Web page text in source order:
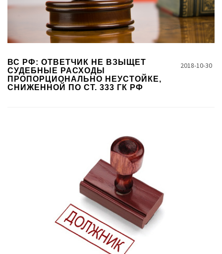
2018-10-30
ВС РФ: ОТВЕТЧИК НЕ ВЗЫЩЕТ
СУДЕБНЫЕ РАСХОДЫ
ПРОПОРЦИОНАЛЬНО НЕУСТОЙКЕ,
СНИЖЕННОЙ ПО СТ. 333 ГК РФ